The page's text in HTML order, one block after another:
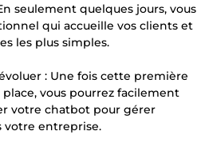
seulement quelques jours, vous
qui accueille vos clients et
les plus simples.
: Une fois cette première
vous pourrez facilement
votre chatbot pour gérer
votre entreprise.